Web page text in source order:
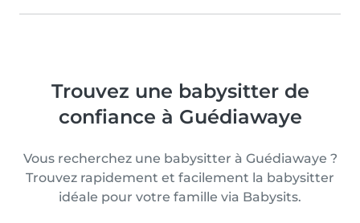
Trouvez une babysitter de
confiance à Guédiawaye
Vous recherchez une babysitter à Guédiawaye ?
Trouvez rapidement et facilement la babysitter
idéale pour votre famille via Babysits.